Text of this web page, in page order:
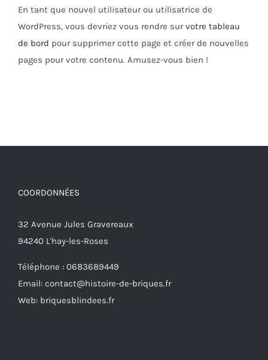
En tant que nouvel utilisateur ou utilisatrice de
WordPress, vous devriez vous rendre survotre tableau
de bord pour supprimer cette page et créer de nouvelles
pages pour votre contenu. Amusez-vous bien !
COORDONNÉES
32 Avenue Jules Gravereaux
94240 L'hay-les-Roses
Téléphone : 0683689449
Email: contact@histoire-de-briques.fr
Web: briquesblindees.fr